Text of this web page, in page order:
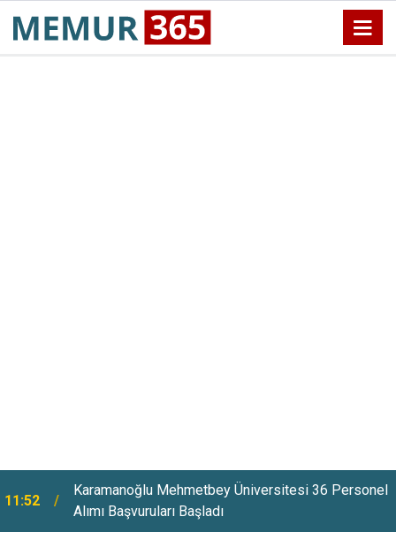
11:26
Abdullah Gül Üniversitesi 18 Personel Alımı
Başvuruları Başladı